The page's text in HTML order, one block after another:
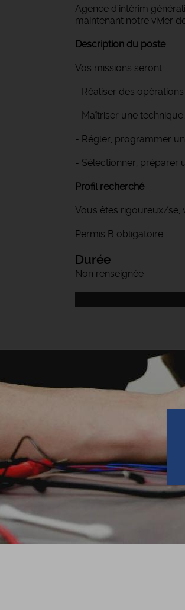
Agence d'intérim
maintenant notre vivier
Description du poste
Vos missions seront:
- Réaliser des
- Maîtriser une
- Régler, programmer
- Sélectionner, préparer
Profil recherché
Vous êtes rigoureux/se,
Permis B obligatoire.
Durée
Non renseignée